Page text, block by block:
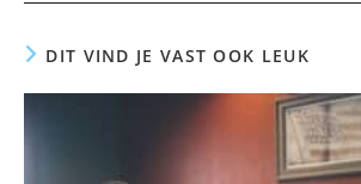
DIT VIND JE VAST OOK LEUK